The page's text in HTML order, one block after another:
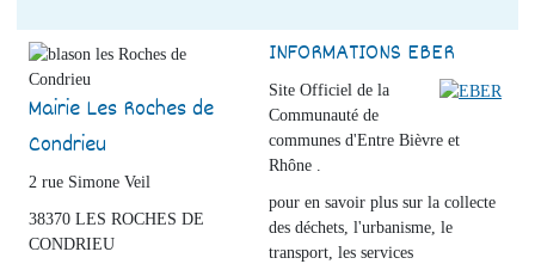
Mairie Les Roches de
Condrieu
2 rue Simone Veil
38370 LES ROCHES DE
CONDRIEU
INFORMATIONS EBER
Site Officiel de la
Communauté de
communes d'Entre Bièvre et
Rhône .
pour en savoir plus sur la collecte
des déchets, l'urbanisme, le
transport, les services